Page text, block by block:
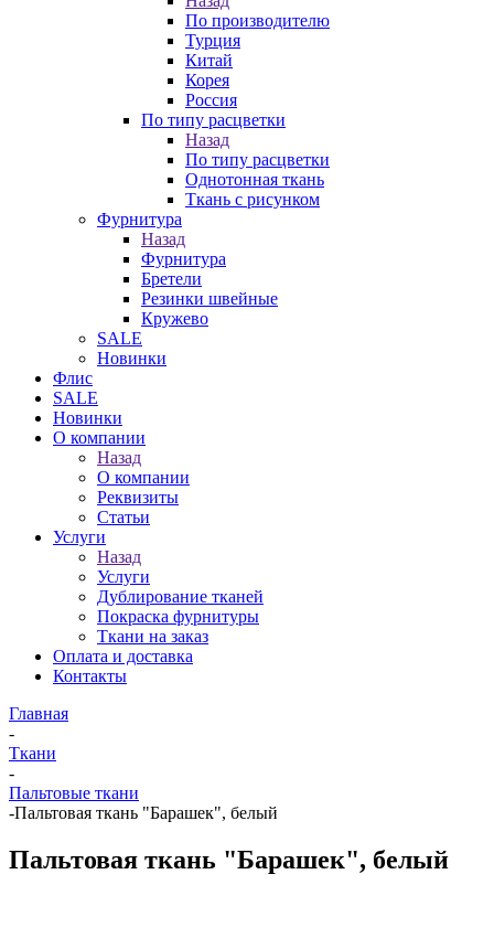
По производителю
Турция
Китай
Корея
Россия
По типу расцветки
Назад
По типу расцветки
Однотонная ткань
Ткань с рисунком
Фурнитура
Назад
Фурнитура
Бретели
Резинки швейные
Кружево
SALE
Новинки
Флис
SALE
Новинки
О компании
Назад
О компании
Реквизиты
Статьи
Услуги
Назад
Услуги
Дублирование тканей
Покраска фурнитуры
Ткани на заказ
Оплата и доставка
Контакты
Главная
-
Ткани
-
Пальтовые ткани
-Пальтовая ткань "Барашек", белый
Пальтовая ткань "Барашек", белый